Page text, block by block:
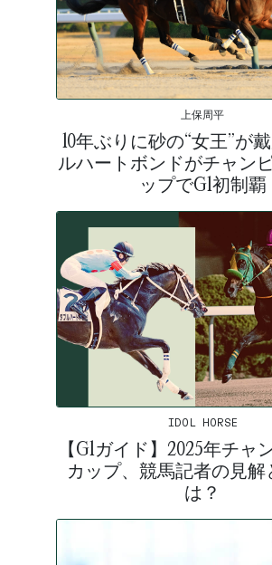
上保周平
10年ぶりに砂の“女王”が
ルハートボンドがチャン
ップでG1初制覇
IDOL HORSE
【G1ガイド】2025年チャ
カップ、競馬記者の見解
は？